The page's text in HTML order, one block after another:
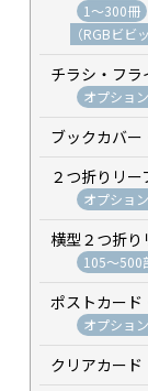
1～300冊
（RGBビビ
チラシ・フラ
オプショ
ブックカバー
２つ折りリー
オプショ
横型２つ折り
105～500
ポストカード
オプショ
クリアカード